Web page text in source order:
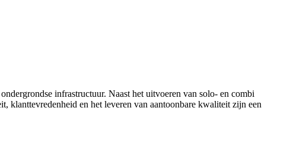
infrastructuur. Naast het uitvoeren van solo- en combi
klanttevredenheid en het leveren van aantoonbare kwaliteit zijn een